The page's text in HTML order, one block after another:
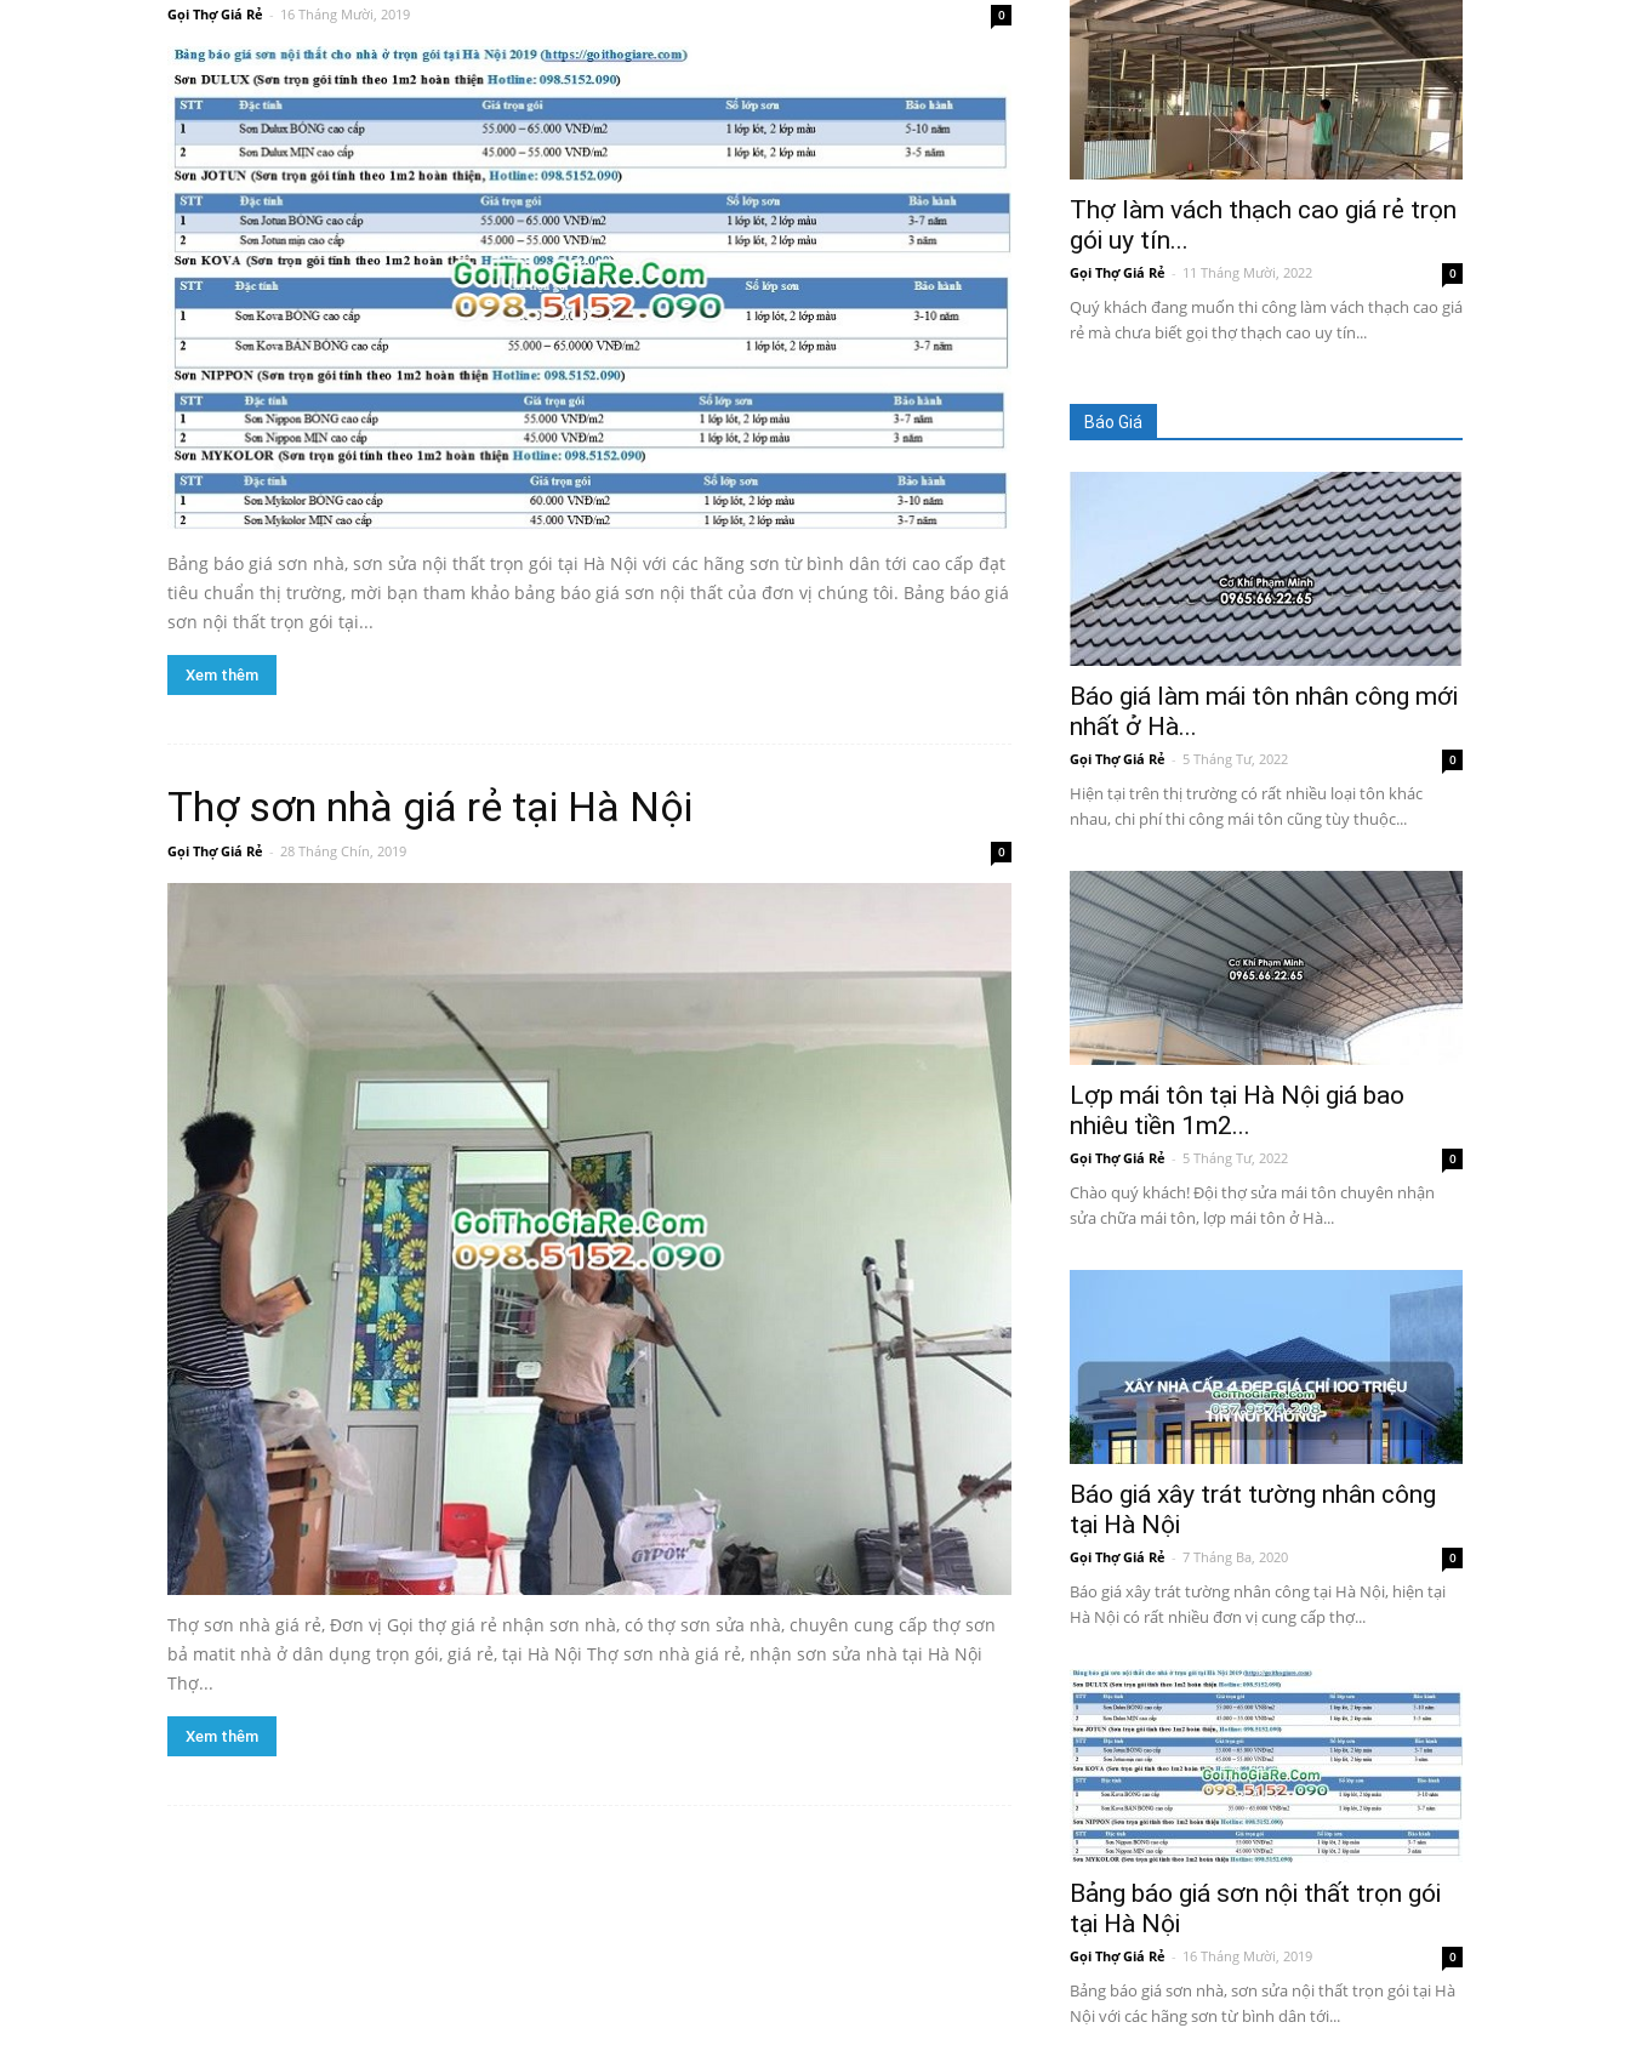
Gọi Thợ Giá Rẻ - 16 Tháng Mười, 2019 0
Bảng báo giá sơn nhà, sơn sửa nội thất trọn gói tại Hà Nội với các hãng sơn từ bình dân tới cao cấp đạt
tiêu chuẩn thị trường, mời bạn tham khảo bảng báo giá sơn nội thất của đơn vị chúng tôi. Bảng báo giá
sơn nội thất trọn gói tại...
Xem thêm
Thợ sơn nhà giá rẻ tại Hà Nội
Gọi Thợ Giá Rẻ - 28 Tháng Chín, 2019 0
Thợ sơn nhà giá rẻ, Đơn vị Gọi thợ giá rẻ nhận sơn nhà, có thợ sơn sửa nhà, chuyên cung cấp thợ sơn
bả matit nhà ở dân dụng trọn gói, giá rẻ, tại Hà Nội Thợ sơn nhà giá rẻ, nhận sơn sửa nhà tại Hà Nội
Thợ...
Xem thêm
Thợ làm vách thạch cao giá rẻ trọn
gói uy tín...
Gọi Thợ Giá Rẻ - 11 Tháng Mười, 2022 0
Quý khách đang muốn thi công làm vách thạch cao giá
rẻ mà chưa biết gọi thợ thạch cao uy tín...
Báo Giá
Báo giá làm mái tôn nhân công mới
nhất ở Hà...
Gọi Thợ Giá Rẻ - 5 Tháng Tư, 2022 0
Hiện tại trên thị trường có rất nhiều loại tôn khác
nhau, chi phí thi công mái tôn cũng tùy thuộc...
Lợp mái tôn tại Hà Nội giá bao
nhiêu tiền 1m2...
Gọi Thợ Giá Rẻ - 5 Tháng Tư, 2022 0
Chào quý khách! Đội thợ sửa mái tôn chuyên nhận
sửa chữa mái tôn, lợp mái tôn ở Hà...
Báo giá xây trát tường nhân công
tại Hà Nội
Gọi Thợ Giá Rẻ - 7 Tháng Ba, 2020 0
Báo giá xây trát tường nhân công tại Hà Nội, hiện tại
Hà Nội có rất nhiều đơn vị cung cấp thợ...
Bảng báo giá sơn nội thất trọn gói
tại Hà Nội
Gọi Thợ Giá Rẻ - 16 Tháng Mười, 2019 0
Bảng báo giá sơn nhà, sơn sửa nội thất trọn gói tại Hà
Nội với các hãng sơn từ bình dân tới...